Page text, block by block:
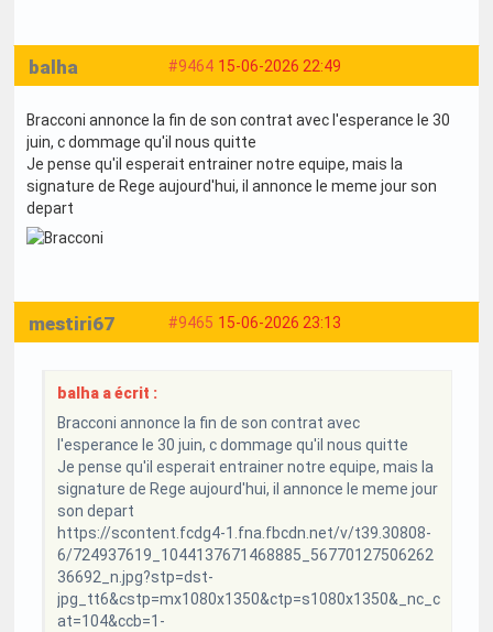
#9464 15-06-2026 22:49
balha
Bracconi annonce la fin de son contrat avec l'esperance le 30
juin, c dommage qu'il nous quitte
Je pense qu'il esperait entrainer notre equipe, mais la
signature de Rege aujourd'hui, il annonce le meme jour son
depart
#9465 15-06-2026 23:13
mestiri67
balha a écrit :
Bracconi annonce la fin de son contrat avec
l'esperance le 30 juin, c dommage qu'il nous quitte
Je pense qu'il esperait entrainer notre equipe, mais la
signature de Rege aujourd'hui, il annonce le meme jour
son depart
https://scontent.fcdg4-1.fna.fbcdn.net/v/t39.30808-
6/724937619_1044137671468885_56770127506262
36692_n.jpg?stp=dst-
jpg_tt6&cstp=mx1080x1350&ctp=s1080x1350&_nc_c
at=104&ccb=1-